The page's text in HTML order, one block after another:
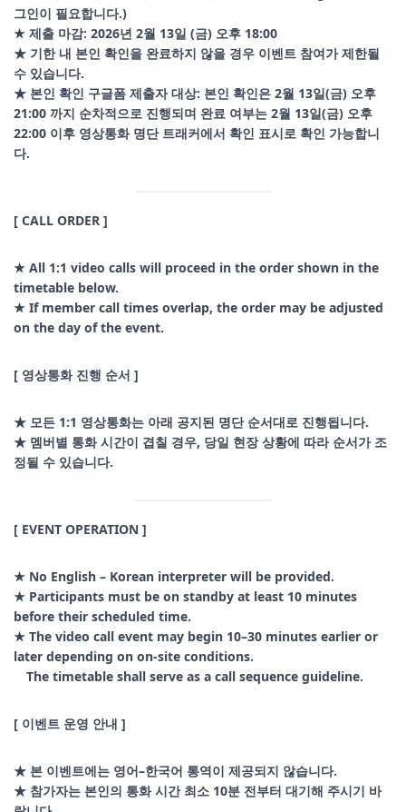
그인이 필요합니다.)
★ 제출 마감: 2026년 2월 13일 (금) 오후 18:00
★ 기한 내 본인 확인을 완료하지 않을 경우 이벤트 참여가 제한될
수 있습니다.
★ 본인 확인 구글폼 제출자 대상: 본인 확인은 2월 13일(금) 오후
21:00 까지 순차적으로 진행되며 완료 여부는 2월 13일(금) 오후
22:00 이후 영상통화 명단 트래커에서 확인 표시로 확인 가능합니
다.
[ CALL ORDER ]
★ All 1:1 video calls will proceed in the order shown in the
timetable below.
★ If member call times overlap, the order may be adjusted
on the day of the event.
[ 영상통화 진행 순서 ]
★ 모든 1:1 영상통화는 아래 공지된 명단 순서대로 진행됩니다.
★ 멤버별 통화 시간이 겹칠 경우, 당일 현장 상황에 따라 순서가 조
정될 수 있습니다.
[ EVENT OPERATION ]
★ No English – Korean interpreter will be provided.
★ Participants must be on standby at least 10 minutes
before their scheduled time.
★ The video call event may begin 10–30 minutes earlier or
later depending on on-site conditions.
The timetable shall serve as a call sequence guideline.
[ 이벤트 운영 안내 ]
★ 본 이벤트에는 영어–한국어 통역이 제공되지 않습니다.
★ 참가자는 본인의 통화 시간 최소 10분 전부터 대기해 주시기 바